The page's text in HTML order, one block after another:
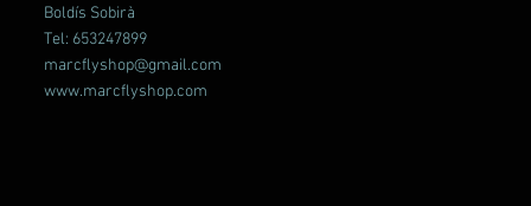
Boldís Sobirà
Tel: 653247899
marcflyshop@gmail.com
www.marcflyshop.com